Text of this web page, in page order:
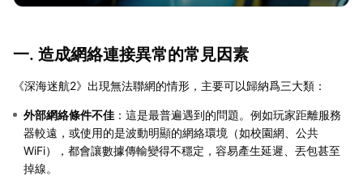
一. 造成網絡連接異常的常見因素
《深海迷航2》出現無法聯網的情形，主要可以歸納爲三大類：
外部網絡條件不佳 ：這是最普遍遇到的問題。例如玩家距離服務
器較遠，或使用的是波動明顯的網絡環境（如校園網、公共
WiFi），都會讓數據傳輸變得不穩定，容易產生延遲、丟包甚至
掉線。